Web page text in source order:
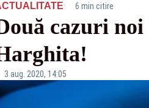
· 6 min citire
cazuri
3 aug. 2020, 14:05